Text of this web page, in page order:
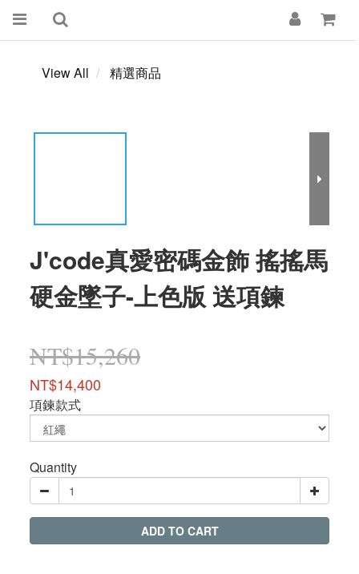
View All 精選商品
J'code真愛密碼金飾 搖搖馬
硬金墜子-上色版 送項鍊
NT$15,260
NT$14,400
項鍊款式
Quantity
ADD TO CART